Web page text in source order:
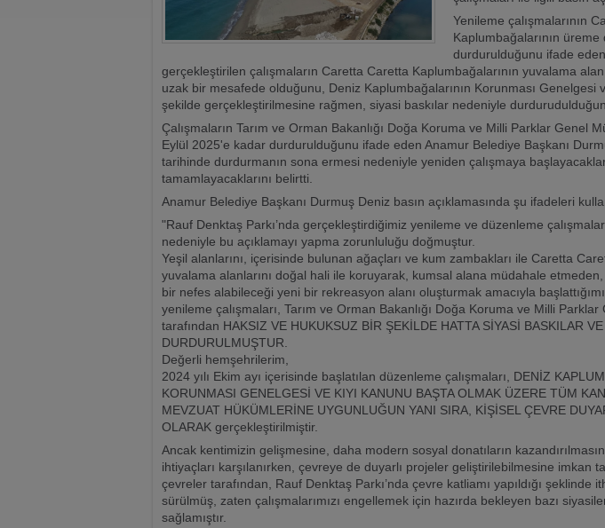
Yenileme çalışmalarının
Kaplumbağalarının
durdurulduğunu ifade
gerçekleştirilen çalışmaların Caretta Caretta Kaplumbağalarının yuvalama
uzak bir mesafede olduğunu, Deniz Kaplumbağalarının Korunması Genelgesi
şekilde gerçekleştirilmesine rağmen, siyasi baskılar nedeniyle
Çalışmaların Tarım ve Orman Bakanlığı Doğa Koruma ve Milli Parklar Genel
Eylül 2025'e kadar durdurulduğunu ifade eden Anamur Belediye Başkanı
tarihinde durdurmanın sona ermesi nedeniyle yeniden çalışmaya
tamamlayacaklarını belirtti.
Anamur Belediye Başkanı Durmuş Deniz basın açıklamasında şu ifadeleri
"Rauf Denktaş Parkı’nda gerçekleştirdiğimiz yenileme ve düzenleme
nedeniyle bu açıklamayı yapma zorunluluğu doğmuştur.
Yeşil alanlarını, içerisinde bulunan ağaçları ve kum zambakları ile Caretta
yuvalama alanlarını doğal hali ile koruyarak, kumsal alana müdahale etmeden,
bir nefes alabileceği yeni bir rekreasyon alanı oluşturmak amacıyla
yenileme çalışmaları, Tarım ve Orman Bakanlığı Doğa Koruma ve Milli
tarafından HAKSIZ VE HUKUKSUZ BİR ŞEKİLDE HATTA SİYASİ BASKILAR
DURDURULMUŞTUR.
Değerli hemşehrilerim,
2024 yılı Ekim ayı içerisinde başlatılan düzenleme çalışmaları, DENİZ
KORUNMASI GENELGESİ VE KIYI KANUNU BAŞTA OLMAK ÜZERE TÜM
MEVZUAT HÜKÜMLERİNE UYGUNLUĞUN YANI SIRA, KİŞİSEL ÇEVRE
OLARAK gerçekleştirilmiştir.
Ancak kentimizin gelişmesine, daha modern sosyal donatıların
ihtiyaçları karşılanırken, çevreye de duyarlı projeler geliştirilebilmesine imkan
çevreler tarafından, Rauf Denktaş Parkı’nda çevre katliamı yapıldığı şeklinde
sürülmüş, zaten çalışmalarımızı engellemek için hazırda bekleyen bazı
sağlamıştır.